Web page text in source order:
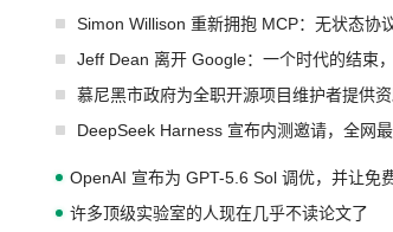
Simon Willison 重新拥抱 MCP：无状态协
Jeff Dean 离开 Google：一个时代的结束
慕尼黑市政府为全职开源项目维护者提供
DeepSeek Harness 宣布内测邀请，全网
OpenAI 宣布为 GPT-5.6 Sol 调优，并让免
许多顶级实验室的人现在几乎不读论文了